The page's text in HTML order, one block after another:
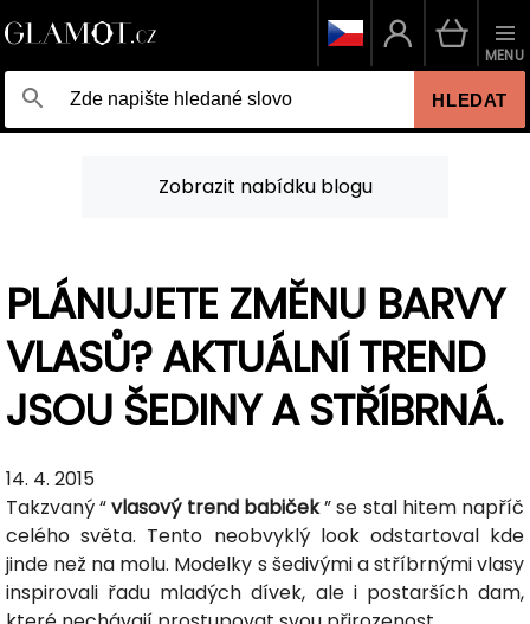
HLEDAT
MENU
Zobrazit nabídku blogu
PLÁNUJETE ZMĚNU BARVY
VLASŮ? AKTUÁLNÍ TREND
JSOU ŠEDINY A STŘÍBRNÁ.
14. 4. 2015
Takzvaný “vlasový trend babiček” se stal hitem napříč
celého světa. Tento neobvyklý look odstartoval kde
jinde než na molu. Modelky s šedivými a stříbrnými vlasy
inspirovali řadu mladých dívek, ale i postarších dam,